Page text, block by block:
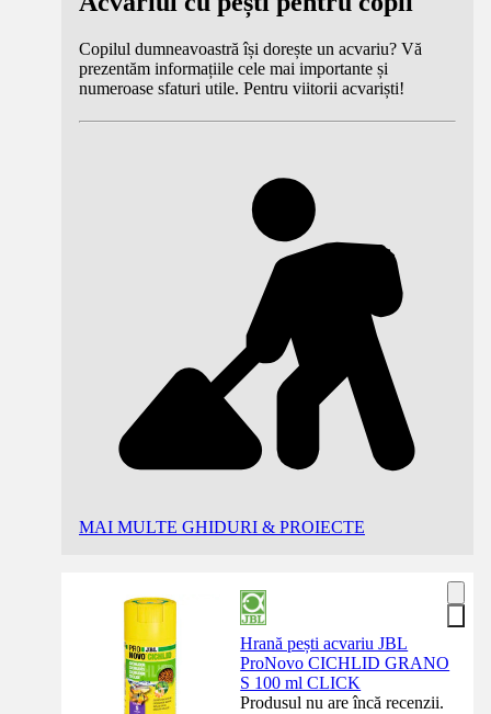
Copilul dumneavoastră își dorește un acvariu? Vă
prezentăm informațiile cele mai importante și
numeroase sfaturi utile. Pentru viitorii acvariști!
MAI MULTE GHIDURI & PROIECTE
Hrană pești acvariu JBL
ProNovo CICHLID GRANO
S 100 ml CLICK
Produsul nu are încă recenzii.